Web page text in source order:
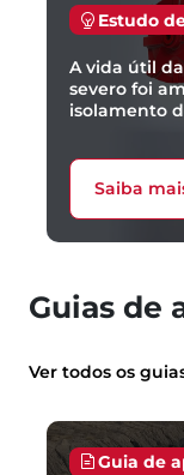
Estudo
A vida útil da
severo foi
isolamento
Saiba
Guias de
Ver todos os
Guia de